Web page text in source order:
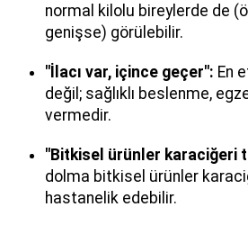
normal kilolu bireylerde de
genişse) görülebilir.
"İlacı var, içince geçer": En
değil; sağlıklı beslenme,
vermedir.
"Bitkisel ürünler karaciğeri
dolma bitkisel ürünler
hastanelik edebilir.